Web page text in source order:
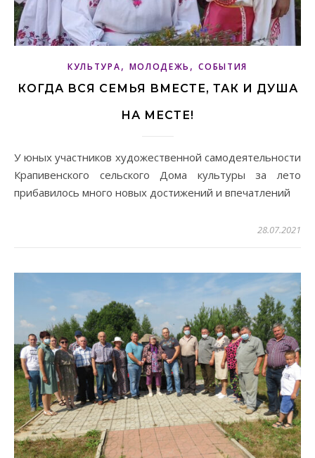
КУЛЬТУРА, МОЛОДЕЖЬ ,СОБЫТИЯ
КОГДА ВСЯ СЕМЬЯ ВМЕСТЕ, ТАК И ДУША
НА МЕСТЕ!
У юных участников художественной самодеятельности
Крапивенского сельского Дома культуры за лето
прибавилось много новых достижений и впечатлений
28.07.2021